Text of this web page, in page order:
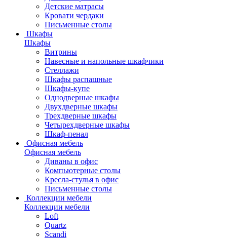
Детские матрасы
Кровати чердаки
Письменные столы
Шкафы
Шкафы
Витрины
Навесные и напольные шкафчики
Стеллажи
Шкафы распашные
Шкафы-купе
Однодверные шкафы
Двухдверные шкафы
Трехдверные шкафы
Четырехдверные шкафы
Шкаф-пенал
Офисная мебель
Офисная мебель
Диваны в офис
Компьютерные столы
Кресла-стулья в офис
Письменные столы
Коллекции мебели
Коллекции мебели
Loft
Quartz
Scandi